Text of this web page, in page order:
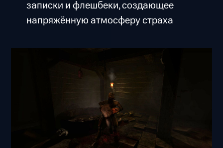
записки и флешбеки, создающее
напряжённую атмосферу страха